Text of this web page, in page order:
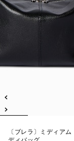
〔ブレラ〕ミディア